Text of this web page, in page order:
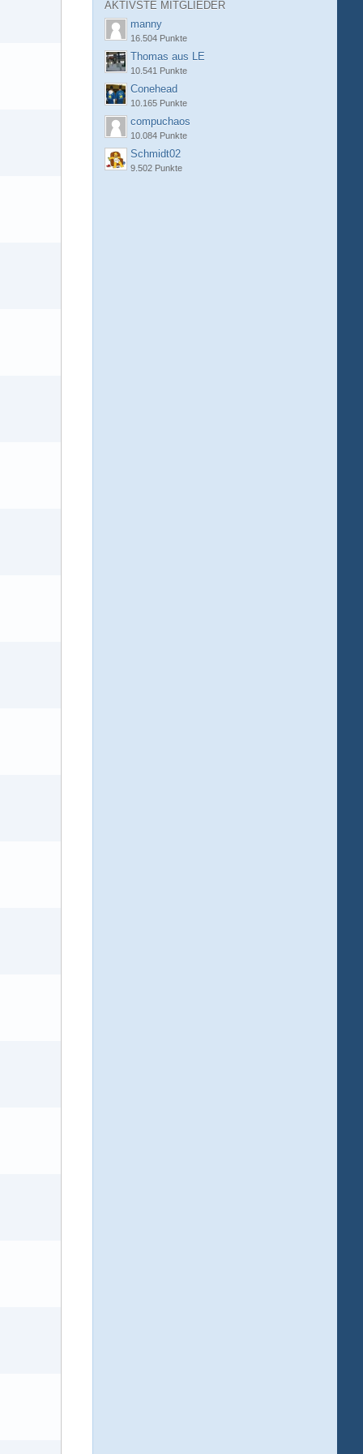
AKTIVSTE MITGLIEDER
manny
16.504 Punkte
Thomas aus LE
10.541 Punkte
Conehead
10.165 Punkte
compuchaos
10.084 Punkte
Schmidt02
9.502 Punkte